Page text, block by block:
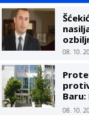
08. 10.
Baru:
08. 10.